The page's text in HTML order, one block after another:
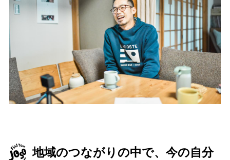
地域のつながりの中で、今の自分